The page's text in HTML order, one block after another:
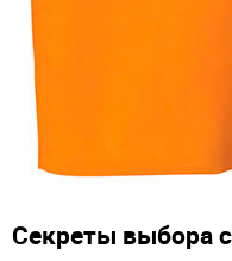
Секреты выбора